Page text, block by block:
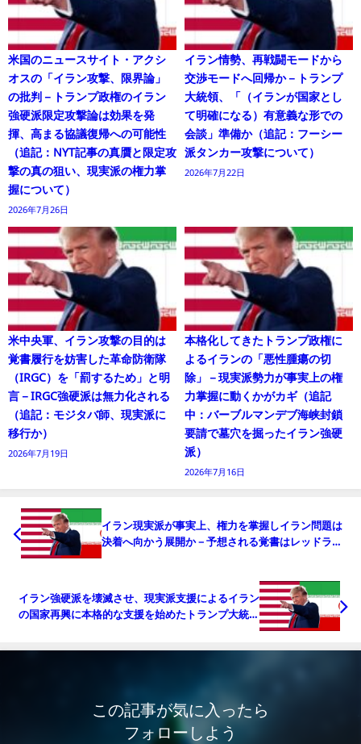
米国のニュースサイト・アクシ
オスの「イラン攻撃、限界論」
の批判－トランプ政権のイラン
強硬派限定攻撃論は効果を発
揮、高まる協議復帰への可能性
（追記：NYT記事の真贋と限定攻
撃の真の狙い、現実派の権力掌
握について）
2026年7月26日
イラン情勢、再戦闘モードから
交渉モードへ回帰か－トランプ
大統領、「（イランが国家とし
て明確になる）有意義な形での
会談」準備か（追記：フーシー
派タンカー攻撃について）
2026年7月22日
米中央軍、イラン攻撃の目的は
覚書履行を妨害した革命防衛隊
（IRGC）を「罰するため」と明
言－IRGC強硬派は無力化される
（追記：モジタバ師、現実派に
移行か）
2026年7月19日
本格化してきたトランプ政権に
よるイランの「悪性腫瘍の切
除」－現実派勢力が事実上の権
力掌握に動くかがカギ（追記
中：バーブルマンデブ海峡封鎖
要請で墓穴を掘ったイラン強硬
派）
2026年7月16日
イラン現実派が事実上、権力を掌握しイラン問題は
決着へ向かう展開か－予想される覚書はレッドライ
イラン強硬派を壊滅させ、現実派支援によるイラン
の国家再興に本格的な支援を始めたトランプ大統領
この記事が気に入ったら
フォローしよう